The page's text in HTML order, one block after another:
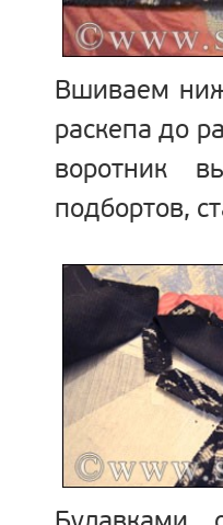
Вшиваем
раскепа до
воротник
подбортов,